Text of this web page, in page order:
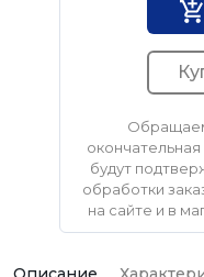
окончательная
будут
обработки
на сайте и в